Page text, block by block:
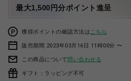
最大1,500円分ポイント進呈
獲得ポイントの確認方法は こちら
販売期間 2023年03月16日 11時00分 〜
この商品について問い合わせる
ギフト：ラッピング不可